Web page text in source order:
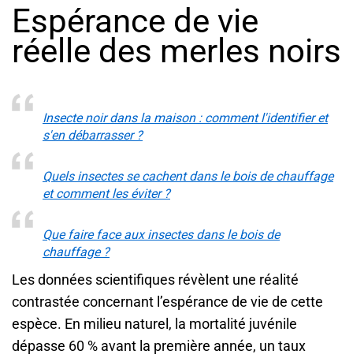
Espérance de vie
réelle des merles noirs
Insecte noir dans la maison : comment l'identifier et
s'en débarrasser ?
Quels insectes se cachent dans le bois de chauffage
et comment les éviter ?
Que faire face aux insectes dans le bois de
chauffage ?
Les données scientifiques révèlent une réalité
contrastée concernant l’espérance de vie de cette
espèce. En milieu naturel, la mortalité juvénile
dépasse 60 % avant la première année, un taux